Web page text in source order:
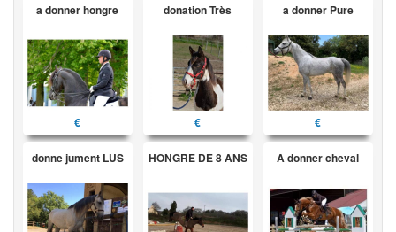
a donner hongre
€
donation Très
€
a donner Pure
€
donne jument LUS HONGRE DE 8 ANS A donner cheval